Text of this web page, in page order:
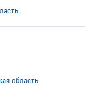
область